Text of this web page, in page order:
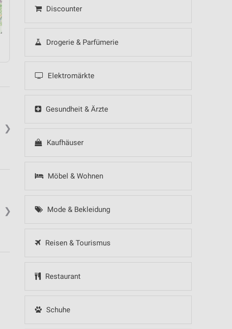
Discounter
Drogerie & Parfümerie
Elektromärkte
Gesundheit & Ärzte
Kaufhäuser
Möbel & Wohnen
Mode & Bekleidung
Reisen & Tourismus
Restaurant
Schuhe
❯
❯